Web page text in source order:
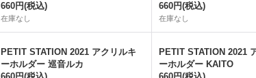
660円(税込)
在庫なし
660円(税込)
在庫なし
PETIT STATION 2021 アクリルキ
ーホルダー 巡音ルカ
PETIT STATION 2021
ーホルダー KAITO